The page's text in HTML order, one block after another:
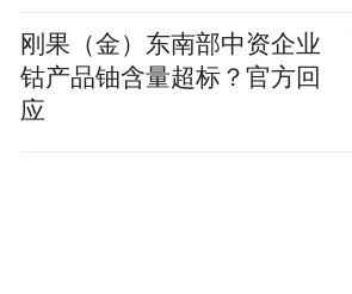
看完你文章就知道了——
刚果（金）东南部中资企业
钴产品铀含量超标？官方回
应